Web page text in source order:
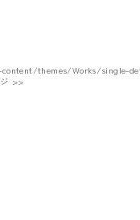
themes/Works/single-
>>